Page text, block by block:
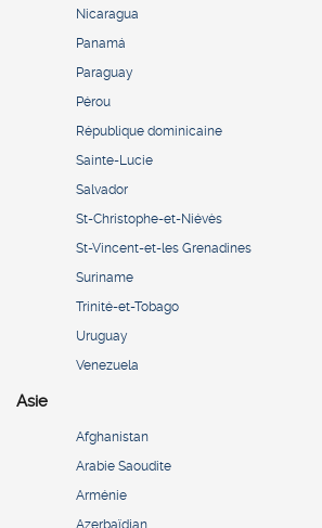
Nicaragua
Panamá
Paraguay
Pérou
République dominicaine
Sainte-Lucie
Salvador
St-Christophe-et-Niévès
St-Vincent-et-les Grenadines
Suriname
Trinité-et-Tobago
Uruguay
Venezuela
Asie
Afghanistan
Arabie Saoudite
Arménie
Azerbaïdjan